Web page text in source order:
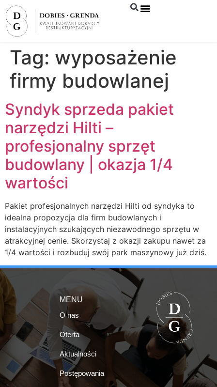
Tag: wyposażenie
firmy budowlanej
Syndyk sprzeda pakiet
narzędzi Hilti –
profesjonalny sprzęt
budowlany | okazja 1/4
wartości
Pakiet profesjonalnych narzędzi Hilti od syndyka to
idealna propozycja dla firm budowlanych i
instalacyjnych szukających niezawodnego sprzętu w
atrakcyjnej cenie. Skorzystaj z okazji zakupu nawet za
1/4 wartości i rozbuduj swój park maszynowy już dziś.
MENU
O nas
Oferta
Aktualności
Postępowania